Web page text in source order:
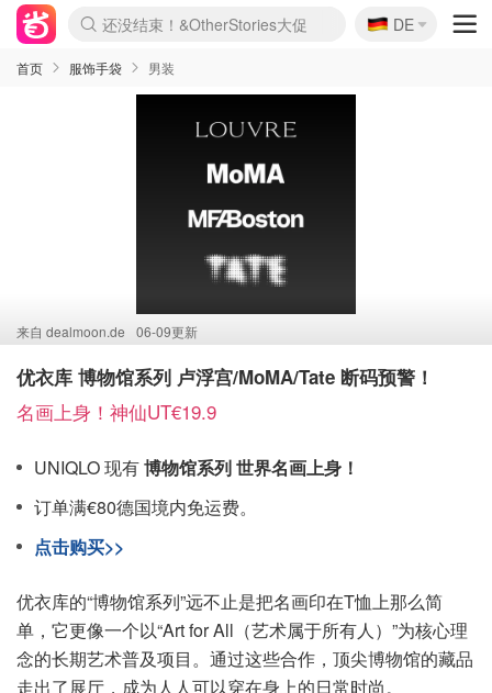
Boticinal 夏促开抢！
4折！lulu周四疯狂上新
还没结束！&OtherStories大促
Joybuy变相75折 随时失效
速领！Stanley独家85折
疑似霸哥！Camper额外叠85折
Zalando 奥莱闪促！每日更新
Moncler反季囤！5折起+叠9折
Coach Brooklyn仅€192
🇩🇪
DE
首页 服饰手袋 男装
来自 dealmoon.de 06-09更新
优衣库 博物馆系列 卢浮宫/MoMA/Tate 断码预警！
名画上身！神仙UT€19.9
UNIQLO 现有博物馆系列 世界名画上身！
订单满€80德国境内免运费。
点击购买>>
优衣库的“博物馆系列”远不止是把名画印在T恤上那么简
单，它更像一个以“Art for All（艺术属于所有人）”为核心理
念的长期艺术普及项目。通过这些合作，顶尖博物馆的藏品
走出了展厅，成为人人可以穿在身上的日常时尚。